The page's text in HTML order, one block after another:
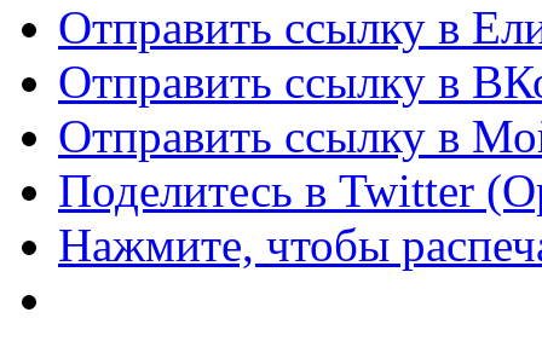
Отправить ссылку в
Отправить ссылку в
Отправить ссылку в
Поделитесь в Twitter
Нажмите, чтобы